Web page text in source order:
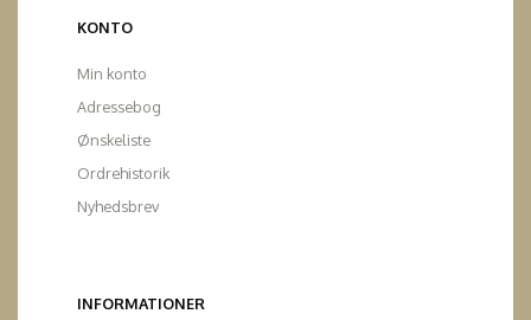
KONTO
Min konto
Adressebog
Ønskeliste
Ordrehistorik
Nyhedsbrev
INFORMATIONER